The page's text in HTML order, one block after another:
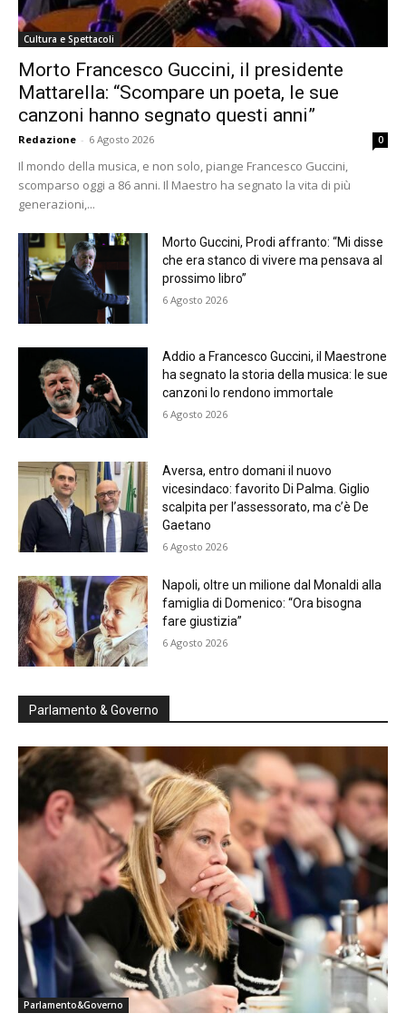
Cultura e Spettacoli
Morto Francesco Guccini, il presidente
Mattarella: “Scompare un poeta, le sue
canzoni hanno segnato questi anni”
Redazione - 6 Agosto 2026 0
Il mondo della musica, e non solo, piange Francesco Guccini,
scomparso oggi a 86 anni. Il Maestro ha segnato la vita di più
generazioni,...
Morto Guccini, Prodi affranto: “Mi disse
che era stanco di vivere ma pensava al
prossimo libro”
6 Agosto 2026
Addio a Francesco Guccini, il Maestrone
ha segnato la storia della musica: le sue
canzoni lo rendono immortale
6 Agosto 2026
Aversa, entro domani il nuovo
vicesindaco: favorito Di Palma. Giglio
scalpita per l’assessorato, ma c’è De
Gaetano
6 Agosto 2026
Napoli, oltre un milione dal Monaldi alla
famiglia di Domenico: “Ora bisogna
fare giustizia”
6 Agosto 2026
Parlamento & Governo
Parlamento&Governo